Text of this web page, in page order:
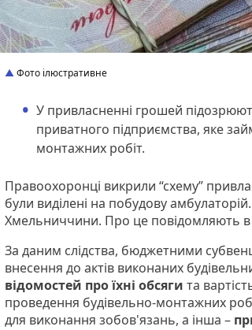
Фото ілюстративне
У привласненні грошей
приватного підприємства, яке
монтажних робіт.
Правоохоронці викрили “схему”
були виділені на побудову
Хмельниччини. Про це повідомляють в
За даним слідства, бюджетними
внесення до актів виконаних
відомостей про їхні обсяги та
проведення будівельно-монтажних
для виконання зобов'язань, а інша –